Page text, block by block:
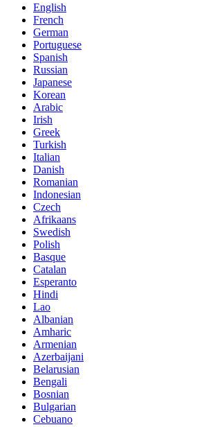
English
French
German
Portuguese
Spanish
Russian
Japanese
Korean
Arabic
Irish
Greek
Turkish
Italian
Danish
Romanian
Indonesian
Czech
Afrikaans
Swedish
Polish
Basque
Catalan
Esperanto
Hindi
Lao
Albanian
Amharic
Armenian
Azerbaijani
Belarusian
Bengali
Bosnian
Bulgarian
Cebuano